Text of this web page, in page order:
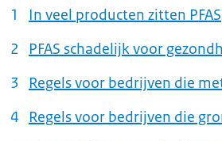
In veel producten zitten PFAS
PFAS schadelijk voor
Regels voor bedrijven die
Regels voor bedrijven die